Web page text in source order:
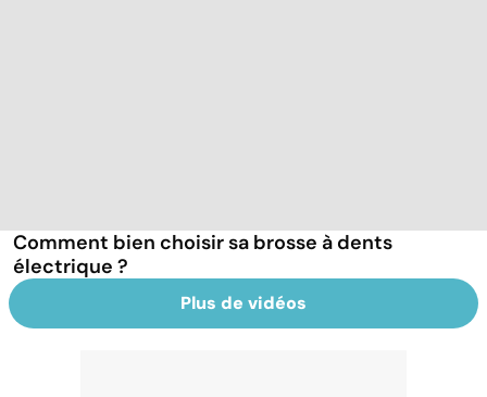
Comment bien choisir sa brosse à dents
électrique ?
Plus de vidéos